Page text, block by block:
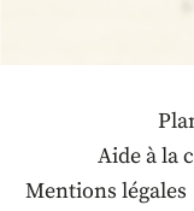
Aide à la
Mentions légales